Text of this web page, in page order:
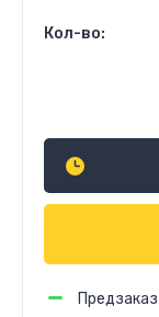
Кол-во:
Предзаказ